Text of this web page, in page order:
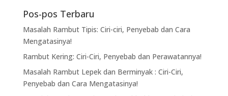
Pos-pos Terbaru
Masalah Rambut Tipis: Ciri-ciri, Penyebab dan Cara
Mengatasinya!
Rambut Kering: Ciri-Ciri, Penyebab dan Perawatannya!
Masalah Rambut Lepek dan Berminyak : Ciri-Ciri,
Penyebab dan Cara Mengatasinya!